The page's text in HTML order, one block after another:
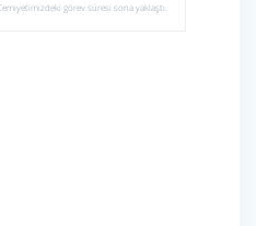
görev süresi sona yaklaştı.